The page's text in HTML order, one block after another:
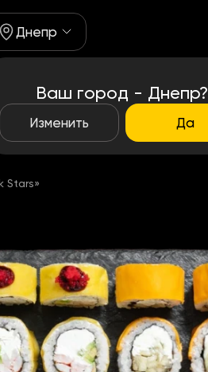
Днепр
Ваш город - Днепр?
Изменить Да
Корейське
Stars»